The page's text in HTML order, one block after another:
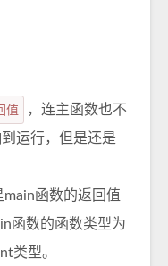
值
，连主函数也不
运行，但是还是
函数的返回值
函数的函数类型为
类型。